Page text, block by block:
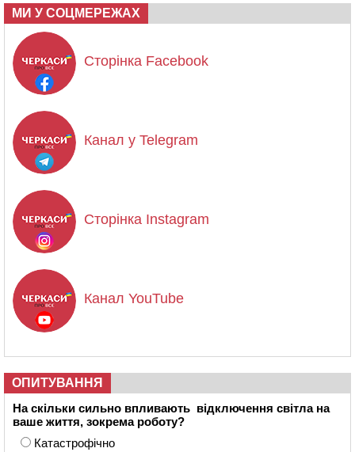
МИ У СОЦМЕРЕЖАХ
Сторінка Facebook
Канал у Telegram
Сторінка Instagram
Канал YouTube
ОПИТУВАННЯ
На скільки сильно впливають відключення світла на
ваше життя, зокрема роботу?
Катастрофічно